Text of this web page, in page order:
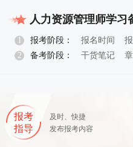
人力资源管理师学习
1 报考阶段： 报名时间
报名指导
2 备考阶段： 干货笔记
报考
指导
及时、快捷
发布报考内容